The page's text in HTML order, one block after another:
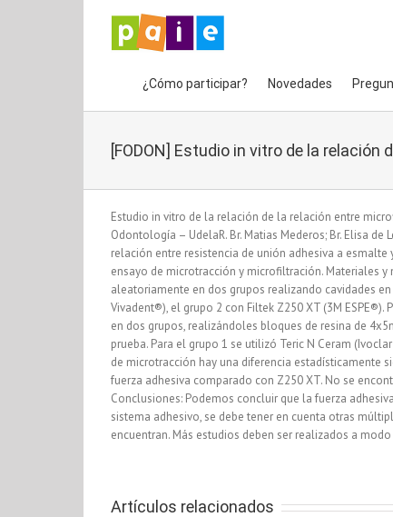
¿Cómo participar? Novedades
[FODON] Estudio in vitro de la
Estudio in vitro de la relación de la relación entre
Odontología – UdelaR. Br. Matias Mederos; Br. Elisa
relación entre resistencia de unión adhesiva a
ensayo de microtracción y microfiltración. Materiales
aleatoriamente en dos grupos realizando cavidades
Vivadent®), el grupo 2 con Filtek Z250 XT (3M
en dos grupos, realizándoles bloques de resina de
prueba. Para el grupo 1 se utilizó Teric N Ceram
de microtracción hay una diferencia estadísticamente
fuerza adhesiva comparado con Z250 XT. No se
Conclusiones: Podemos concluir que la fuerza
sistema adhesivo, se debe tener en cuenta otras
encuentran. Más estudios deben ser realizados a
Artículos relacionados